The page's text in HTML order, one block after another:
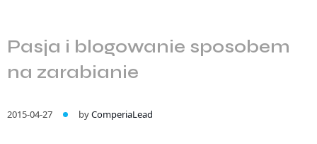
Pasja i blogowanie sposobem
na zarabianie
2015-04-27 byComperiaLead